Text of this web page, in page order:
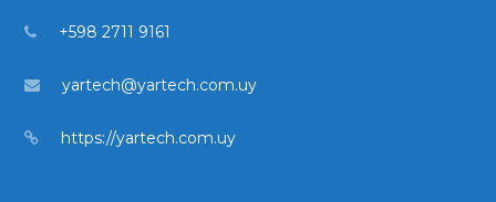
+598 2711 9161
yartech@yartech.com.uy
https://yartech.com.uy